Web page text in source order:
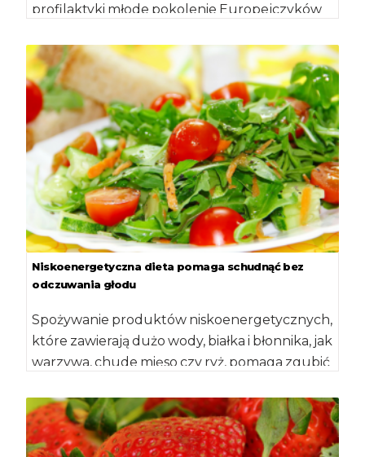
profilaktyki młode pokolenie Europejczyków
Niskoenergetyczna dieta pomaga schudnąć bez
odczuwania głodu
Spożywanie produktów niskoenergetycznych,
które zawierają dużo wody, białka i błonnika, jak
warzywa, chude mięso czy ryż, pomaga zgubić